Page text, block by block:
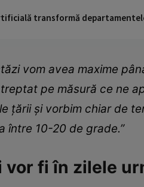
transformă
vom avea maxime
pe măsură ce ne
țării și vorbim chiar de
între 10-20 de grade.”
vor fi în zilele